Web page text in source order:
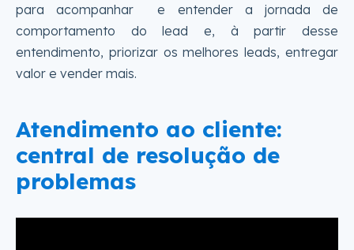
para acompanhar e entender a jornada de
comportamento do lead e, à partir desse
entendimento, priorizar os melhores leads, entregar
valor e vender mais.
Atendimento ao cliente:
central de resolução de
problemas